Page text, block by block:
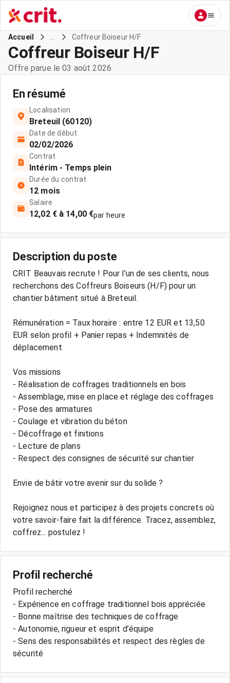
Accueil Coffreur Boiseur H/F
Coffreur Boiseur H/F
Offre parue le 03 août 2026
En résumé
Localisation
Breteuil (60120)
Date de début
02/02/2026
Contrat
Intérim - Temps plein
Durée du contrat
12 mois
Salaire
12,02 € à 14,00 €par heure
Description du poste
CRIT Beauvais recrute ! Pour l’un de ses clients, nous
recherchons des Coffreurs Boiseurs (H/F) pour un
chantier bâtiment situé à Breteuil.
Rémunération = Taux horaire : entre 12 EUR et 13,50
EUR selon profil + Panier repas + Indemnités de
déplacement
Vos missions
- Réalisation de coffrages traditionnels en bois
- Assemblage, mise en place et réglage des coffrages
- Pose des armatures
- Coulage et vibration du béton
- Décoffrage et finitions
- Lecture de plans
- Respect des consignes de sécurité sur chantier
Envie de bâtir votre avenir sur du solide ?
Rejoignez nous et participez à des projets concrets où
votre savoir-faire fait la différence. Tracez, assemblez,
coffrez... postulez !
Profil recherché
Profil recherché
- Expérience en coffrage traditionnel bois appréciée
- Bonne maîtrise des techniques de coffrage
- Autonomie, rigueur et esprit d’équipe
- Sens des responsabilités et respect des règles de
sécurité